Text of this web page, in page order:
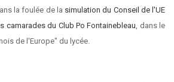
la foulée de la simulation du Conseil de l'UE
camarades du Club Po Fontainebleau , dans le
de l'Europe" du lycée.